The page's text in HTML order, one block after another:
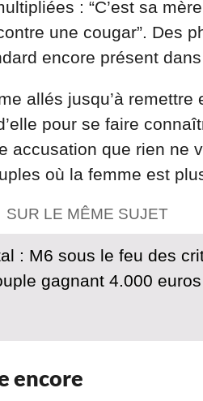
: “C’est sa
une cougar”. Des
encore présent dans
allés jusqu’à
pour se faire
accusation que rien ne
où la femme est
SUR LE MÊME SUJET
: M6 sous le feu des
gagnant 4.000
encore